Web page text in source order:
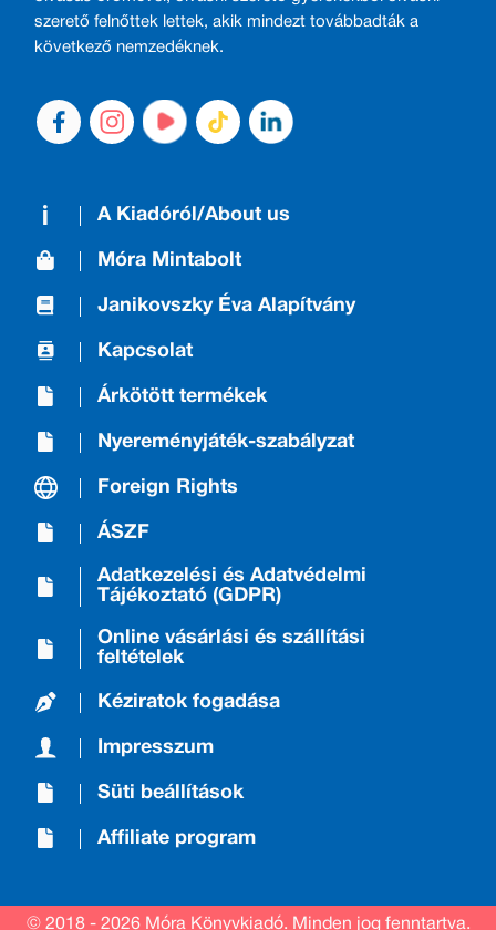
szerető felnőttek lettek, akik mindezt továbbadták a
következő nemzedéknek.
A Kiadóról/About us
Móra Mintabolt
Janikovszky Éva Alapítvány
Kapcsolat
Árkötött termékek
Nyereményjáték-szabályzat
Foreign Rights
ÁSZF
Adatkezelési és Adatvédelmi
Tájékoztató (GDPR)
Online vásárlási és szállítási
feltételek
Kéziratok fogadása
Impresszum
Süti beállítások
Affiliate program
© 2018 - 2026 Móra Könyvkiadó. Minden jog fenntartva.